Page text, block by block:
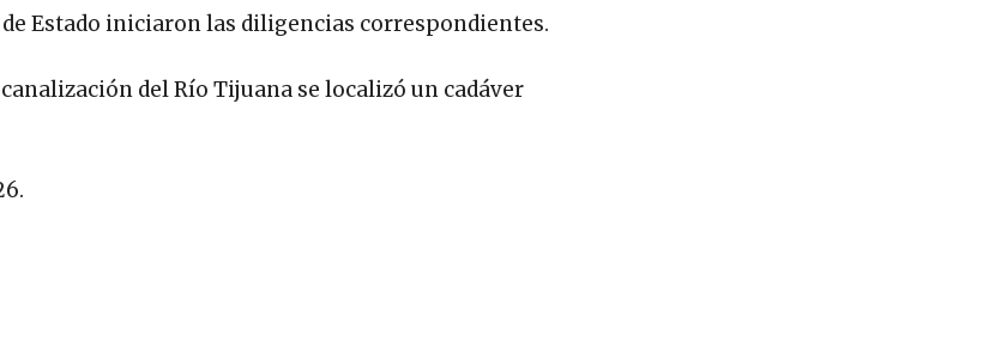
Estado iniciaron las diligencias correspondientes.
del Río Tijuana se localizó un cadáver